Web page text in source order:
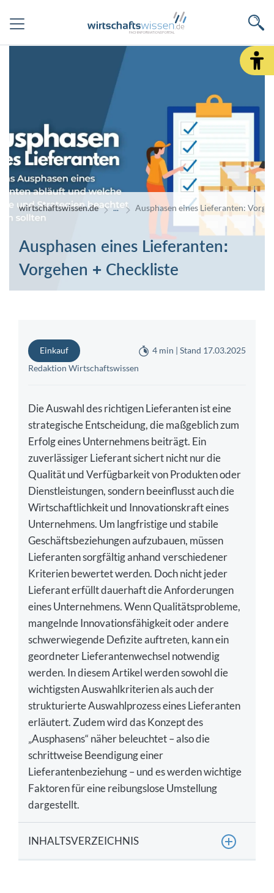
wirtschaftswissen.de Ausphasen eines Lieferanten:
Ausphasen eines Lieferanten:
Vorgehen + Checkliste
Einkauf
4 min | Stand 17.03.2025
Redaktion Wirtschaftswissen
Die Auswahl des richtigen Lieferanten ist eine
strategische Entscheidung, die maßgeblich zum
Erfolg eines Unternehmens beiträgt. Ein
zuverlässiger Lieferant sichert nicht nur die
Qualität und Verfügbarkeit von Produkten oder
Dienstleistungen, sondern beeinflusst auch die
Wirtschaftlichkeit und Innovationskraft eines
Unternehmens. Um langfristige und stabile
Geschäftsbeziehungen aufzubauen, müssen
Lieferanten sorgfältig anhand verschiedener
Kriterien bewertet werden. Doch nicht jeder
Lieferant erfüllt dauerhaft die Anforderungen
eines Unternehmens. Wenn Qualitätsprobleme,
mangelnde Innovationsfähigkeit oder andere
schwerwiegende Defizite auftreten, kann ein
geordneter Lieferantenwechsel notwendig
werden. In diesem Artikel werden sowohl die
wichtigsten Auswahlkriterien als auch der
strukturierte Auswahlprozess eines Lieferanten
erläutert. Zudem wird das Konzept des
„Ausphasens“ näher beleuchtet – also die
schrittweise Beendigung einer
Lieferantenbeziehung – und es werden wichtige
Faktoren für eine reibungslose Umstellung
dargestellt.
INHALTSVERZEICHNIS